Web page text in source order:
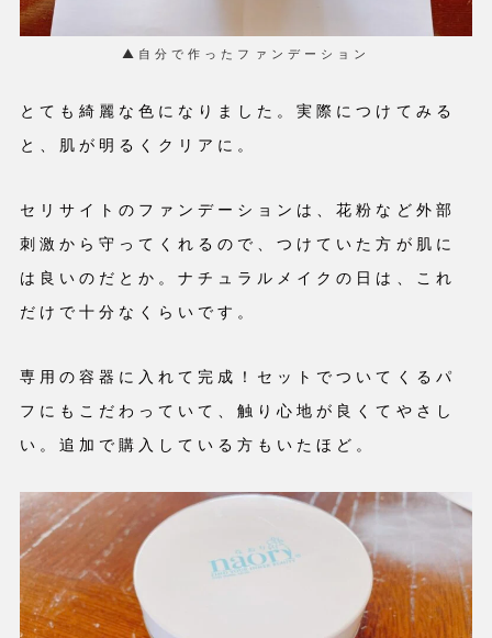
▲自分で作ったファンデーション
とても綺麗な色になりました。実際につけてみる
と、肌が明るくクリアに。
セリサイトのファンデーションは、花粉など外部
刺激から守ってくれるので、つけていた方が肌に
は良いのだとか。ナチュラルメイクの日は、これ
だけで十分なくらいです。
専用の容器に入れて完成！セットでついてくるパ
フにもこだわっていて、触り心地が良くてやさし
い。追加で購入している方もいたほど。